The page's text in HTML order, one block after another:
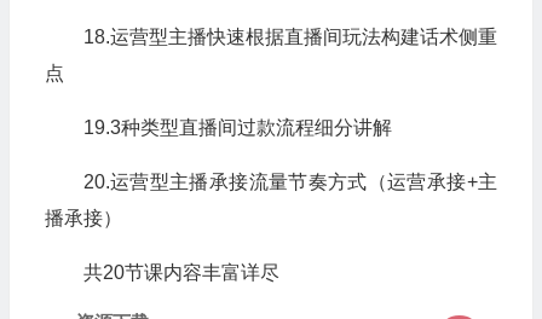
18.运营型主播快速根据直播间玩法构建话术侧重
点
19.3种类型直播间过款流程细分讲解
20.运营型主播承接流量节奏方式（运营承接+主
播承接）
共20节课内容丰富详尽